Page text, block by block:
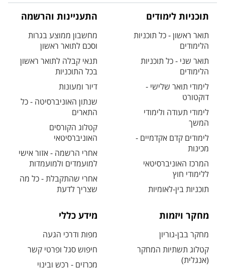
תוכניות לימודים
תואר ראשון - כל תוכניות
הלימודים
תואר שני - כל תוכניות
הלימודים
לימודי תואר שלישי -
דוקטורט
לימודי תעודה ולימודי
המשך
לימודים קדם אקדמיים -
מכינות
המרכז האוניברסיטאי
ללימודי חוץ
תוכניות בין-לאומיות
התעניינות והרשמה
מחשבון ממוצע בגרות
וסכם לתואר ראשון
תנאי קבלה לתואר ראשון
בכל התוכניות
דיור ומעונות
שנתון האוניברסיטה - כל
התארים
קטלוג הקורסים
האוניברסיטאי
אחרי הרשמה - אזור אישי
למועמדים ולמועמדות
אחרי שהתקבלת - כל מה
שצריך לדעת
מחקר ויזמות
מחקר בבן-גוריון
קטלוג תשתיות המחקר
(אנגלית)
מידע כללי
מפות ודרכי הגעה
חיפוש סגל ופרטי קשר
מכרזים - רכש ובינוי